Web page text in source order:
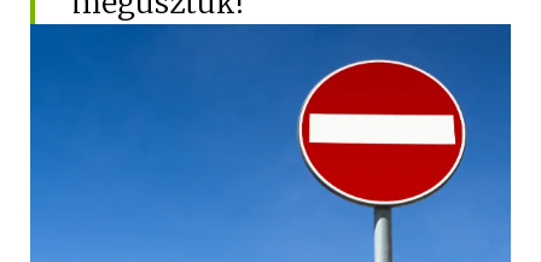
Hűtőautó bérlés
Feltételek
Szolgáltatások
Gy.i.k.